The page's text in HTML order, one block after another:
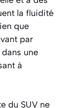
la fluidité
que
par
une
à
du SUV ne